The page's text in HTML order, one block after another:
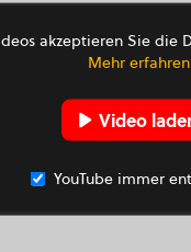
akzeptieren Sie die
Mehr erfahren
Video
YouTube immer